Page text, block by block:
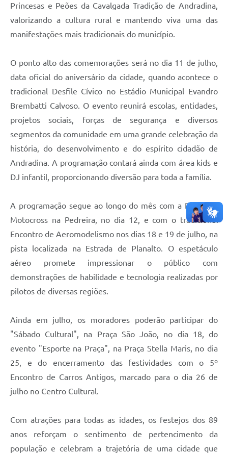
Princesas e Peões da Cavalgada Tradição de Andradina,
valorizando a cultura rural e mantendo viva uma das
manifestações mais tradicionais do município.
O ponto alto das comemorações será no dia 11 de julho,
data oficial do aniversário da cidade, quando acontece o
tradicional Desfile Cívico no Estádio Municipal Evandro
Brembatti Calvoso. O evento reunirá escolas, entidades,
projetos sociais, forças de segurança e diversos
segmentos da comunidade em uma grande celebração da
história, do desenvolvimento e do espírito cidadão de
Andradina. A programação contará ainda com área kids e
DJ infantil, proporcionando diversão para toda a família.
A programação segue ao longo do mês com a Prova de
Motocross na Pedreira, no dia 12, e com o tradicional
Encontro de Aeromodelismo nos dias 18 e 19 de julho, na
pista localizada na Estrada de Planalto. O espetáculo
aéreo promete impressionar o público com
demonstrações de habilidade e tecnologia realizadas por
pilotos de diversas regiões.
Ainda em julho, os moradores poderão participar do
"Sábado Cultural", na Praça São João, no dia 18, do
evento "Esporte na Praça", na Praça Stella Maris, no dia
25, e do encerramento das festividades com o 5º
Encontro de Carros Antigos, marcado para o dia 26 de
julho no Centro Cultural.
Com atrações para todas as idades, os festejos dos 89
anos reforçam o sentimento de pertencimento da
população e celebram a trajetória de uma cidade que